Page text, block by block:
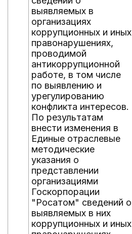
выявляемых в
организациях
коррупционных и иных
правонарушениях,
проводимой
антикоррупционной
работе, в том числе
по выявлению и
урегулированию
конфликта интересов.
По результатам
внести изменения в
Единые отраслевые
методические
указания о
представлении
организациями
Госкорпорации
"Росатом" сведений о
выявляемых в них
коррупционных и иных